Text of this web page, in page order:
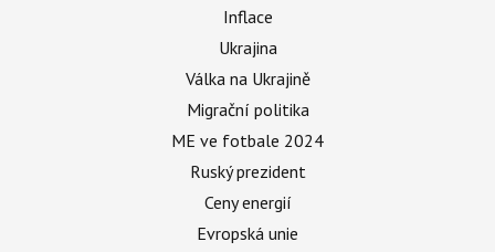
Inflace
Ukrajina
Válka na Ukrajině
Migrační politika
ME ve fotbale 2024
Ruský prezident
Ceny energií
Evropská unie